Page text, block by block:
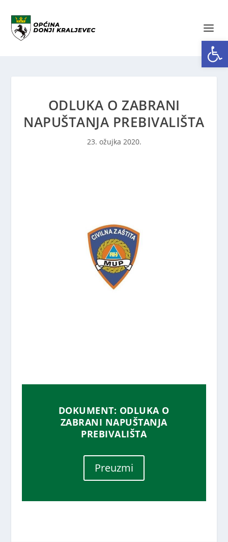
Open toolbar
ODLUKA O ZABRANI
NAPUŠTANJA PREBIVALIŠTA
23. ožujka 2020.
DOKUMENT: ODLUKA O
ZABRANI NAPUŠTANJA
PREBIVALIŠTA
Preuzmi